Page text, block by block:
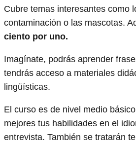
Cubre temas interesantes como
contaminación o las mascotas.
ciento por uno.
Imagínate, podrás aprender
tendrás acceso a materiales
lingüísticas.
El curso es de nivel medio
mejores tus habilidades en el
entrevista. También se tratarán